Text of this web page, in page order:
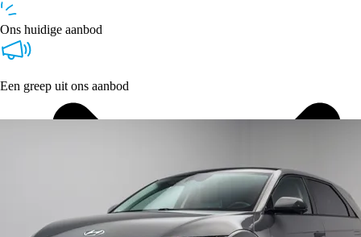
Ons huidige aanbod
Een greep uit ons aanbod